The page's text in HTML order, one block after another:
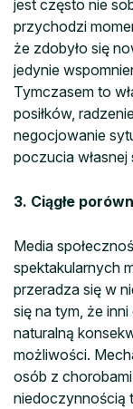
jest często nie
przychodzi
że zdobyło się
jedynie
Tymczasem to
posiłków,
negocjowanie
poczucia
3. Ciągłe
Media
spektakularnych
przeradza się w
się na tym, że inni
naturalną
możliwości.
osób z
niedoczynnością